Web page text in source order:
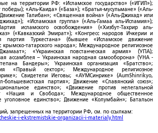
на территории РФ: «Исламское государство» («ИГИЛ»);
«Аль-Каида» («База»); «Братья-мусульмане» («Аль-
Талибан»; «Священная война» («Аль-Джихад» или
«Исламская группа» («Аль-Гамаа аль-Исламия»);
исламского освобождения» («Хизбут-Тахрир аль-
(«Кавказский Эмират»); «Конгресс народов Ичкерии и
партия Туркестана» (бывшее «Исламское движение
крымско-татарского народа»; Международное религиозное
«Украинская повстанческая армия» (УПА);
ассамблея – Украинская народная самооборона» (УНА -
Бандеры»; Украинская организация «Братство»;
«Правый сектор»; Международное религиозное
Свидетели Иеговы; «АУМСинрике» (AumShinrikyo,
большевистская партия»; Движение «Славянский союз»;
единство»; «Движение против нелегальной
«Нация и Свобода»; Международное общественное
уголовное единство»; Движение «Колумбайн»; Батальон
запрещенных на территории РФ, см. по ссылкам:
i-ekstremistskie-organizacii-i-materialy.html